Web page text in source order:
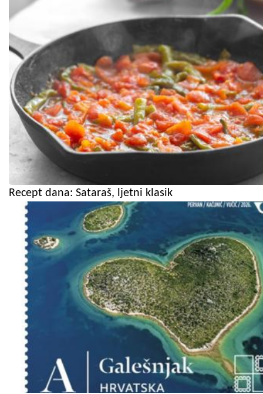
Recept dana: Sataraš, ljetni klasik